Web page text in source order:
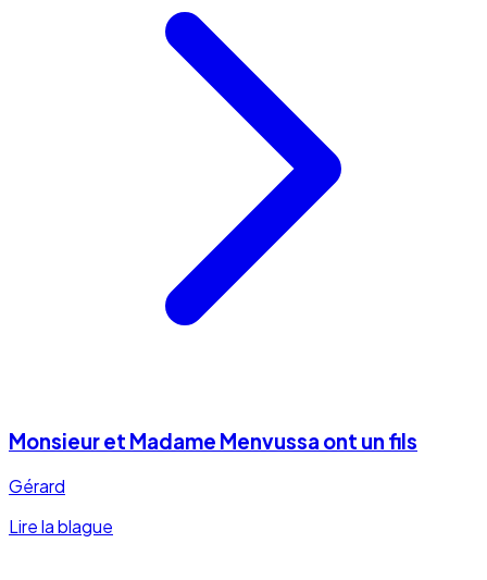
Monsieur et Madame Menvussa ont un fils
Gérard
Lire la blague